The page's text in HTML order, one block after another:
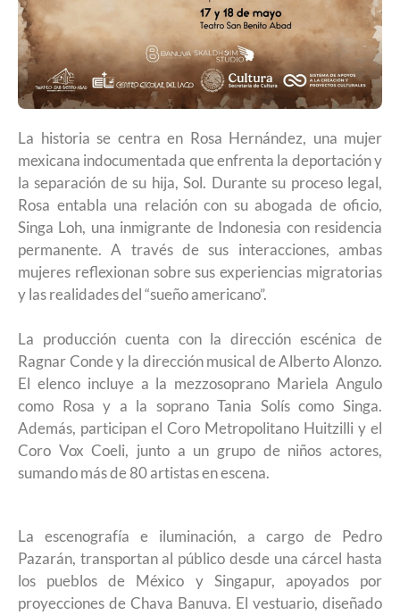
La historia se centra en Rosa Hernández, una mujer
mexicana indocumentada que enfrenta la deportación y
la separación de su hija, Sol. Durante su proceso legal,
Rosa entabla una relación con su abogada de oficio,
Singa Loh, una inmigrante de Indonesia con residencia
permanente. A través de sus interacciones, ambas
mujeres reflexionan sobre sus experiencias migratorias
y las realidades del “sueño americano”.
La producción cuenta con la dirección escénica de
Ragnar Conde y la dirección musical de Alberto Alonzo.
El elenco incluye a la mezzosoprano Mariela Angulo
como Rosa y a la soprano Tania Solís como Singa.
Además, participan el Coro Metropolitano Huitzilli y el
Coro Vox Coeli, junto a un grupo de niños actores,
sumando más de 80 artistas en escena.
La escenografía e iluminación, a cargo de Pedro
Pazarán, transportan al público desde una cárcel hasta
los pueblos de México y Singapur, apoyados por
proyecciones de Chava Banuva. El vestuario, diseñado